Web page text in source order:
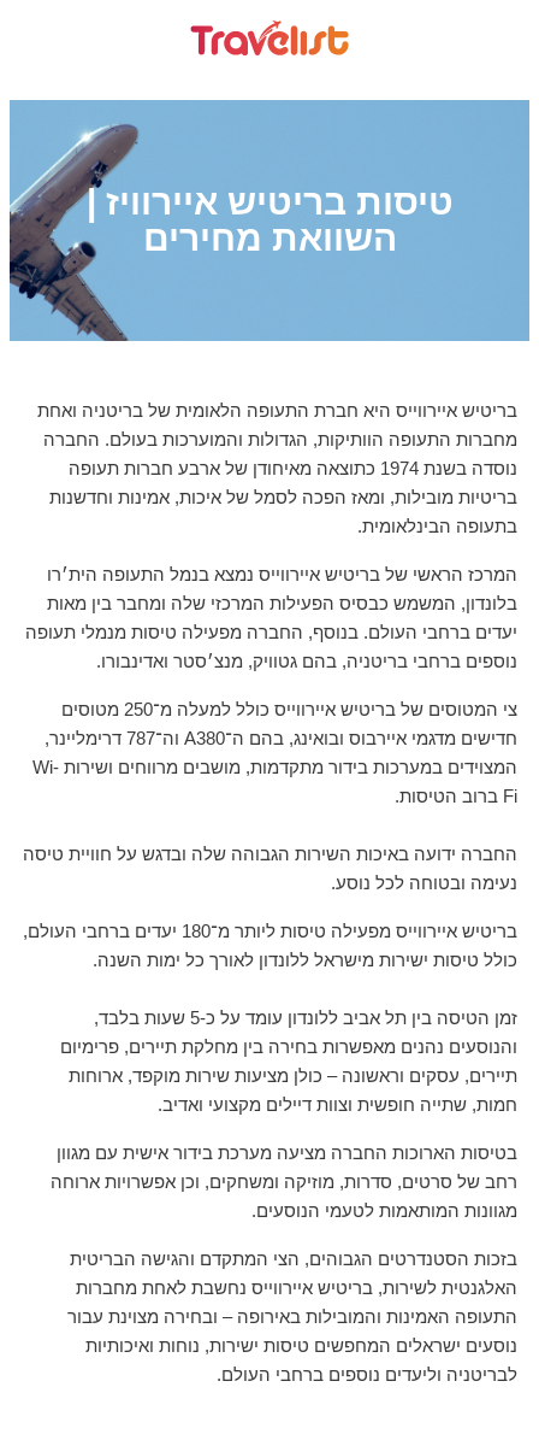
טיסות בריטיש איירוויז |
השוואת מחירים
בריטיש איירווייס היא חברת התעופה הלאומית של בריטניה ואחת
מחברות התעופה הוותיקות, הגדולות והמוערכות בעולם. החברה
נוסדה בשנת 1974 כתוצאה מאיחודן של ארבע חברות תעופה
בריטיות מובילות, ומאז הפכה לסמל של איכות, אמינות וחדשנות
בתעופה הבינלאומית.
המרכז הראשי של בריטיש איירווייס נמצא בנמל התעופה הית׳רו
בלונדון, המשמש כבסיס הפעילות המרכזי שלה ומחבר בין מאות
יעדים ברחבי העולם. בנוסף, החברה מפעילה טיסות מנמלי תעופה
נוספים ברחבי בריטניה, בהם גטוויק, מנצ׳סטר ואדינבורו.
צי המטוסים של בריטיש איירווייס כולל למעלה מ־250 מטוסים
חדישים מדגמי איירבוס ובואינג, בהם ה־A380 וה־787 דרימליינר,
המצוידים במערכות בידור מתקדמות, מושבים מרווחים ושירות Wi-
Fi ברוב הטיסות.
החברה ידועה באיכות השירות הגבוהה שלה ובדגש על חוויית טיסה
נעימה ובטוחה לכל נוסע.
בריטיש איירווייס מפעילה טיסות ליותר מ־180 יעדים ברחבי העולם,
כולל טיסות ישירות מישראל ללונדון לאורך כל ימות השנה.
זמן הטיסה בין תל אביב ללונדון עומד על כ-5 שעות בלבד,
והנוסעים נהנים מאפשרות בחירה בין מחלקת תיירים, פרימיום
תיירים, עסקים וראשונה – כולן מציעות שירות מוקפד, ארוחות
חמות, שתייה חופשית וצוות דיילים מקצועי ואדיב.
בטיסות הארוכות החברה מציעה מערכת בידור אישית עם מגוון
רחב של סרטים, סדרות, מוזיקה ומשחקים, וכן אפשרויות ארוחה
מגוונות המותאמות לטעמי הנוסעים.
בזכות הסטנדרטים הגבוהים, הצי המתקדם והגישה הבריטית
האלגנטית לשירות, בריטיש איירווייס נחשבת לאחת מחברות
התעופה האמינות והמובילות באירופה – ובחירה מצוינת עבור
נוסעים ישראלים המחפשים טיסות ישירות, נוחות ואיכותיות
לבריטניה וליעדים נוספים ברחבי העולם.